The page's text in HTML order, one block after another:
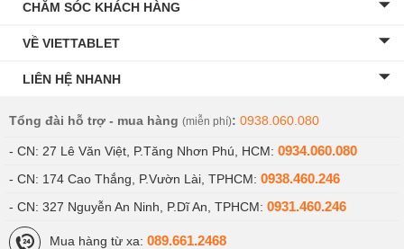
CHĂM SÓC KHÁCH HÀNG
VỀ VIETTABLET
LIÊN HỆ NHANH
Tổng đài hỗ trợ - mua hàng (miễn phí): 0938.060.080
- CN: 27 Lê Văn Việt, P.Tăng Nhơn Phú, HCM: 0934.060.080
- CN: 174 Cao Thắng, P.Vườn Lài, TPHCM: 0938.460.246
- CN: 327 Nguyễn An Ninh, P.Dĩ An, TPHCM: 0931.460.246
Mua hàng từ xa: 089.661.2468